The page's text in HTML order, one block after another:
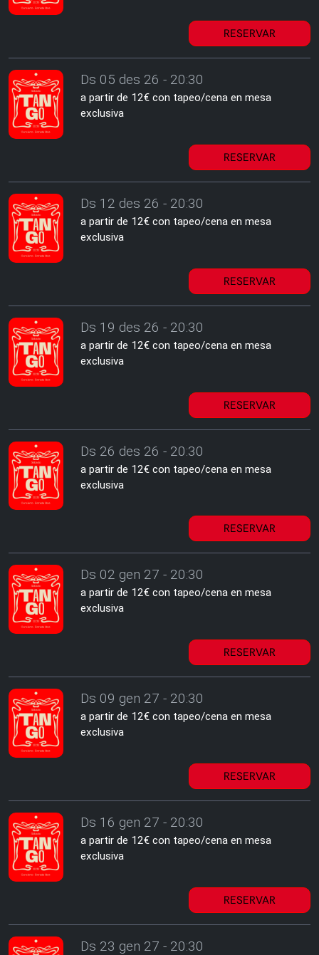
RESERVAR
Ds 05 des 26 - 20:30
a partir de 12€ con tapeo/cena en mesa
exclusiva
RESERVAR
Ds 12 des 26 - 20:30
a partir de 12€ con tapeo/cena en mesa
exclusiva
RESERVAR
Ds 19 des 26 - 20:30
a partir de 12€ con tapeo/cena en mesa
exclusiva
RESERVAR
Ds 26 des 26 - 20:30
a partir de 12€ con tapeo/cena en mesa
exclusiva
RESERVAR
Ds 02 gen 27 - 20:30
a partir de 12€ con tapeo/cena en mesa
exclusiva
RESERVAR
Ds 09 gen 27 - 20:30
a partir de 12€ con tapeo/cena en mesa
exclusiva
RESERVAR
Ds 16 gen 27 - 20:30
a partir de 12€ con tapeo/cena en mesa
exclusiva
RESERVAR
Ds 23 gen 27 - 20:30